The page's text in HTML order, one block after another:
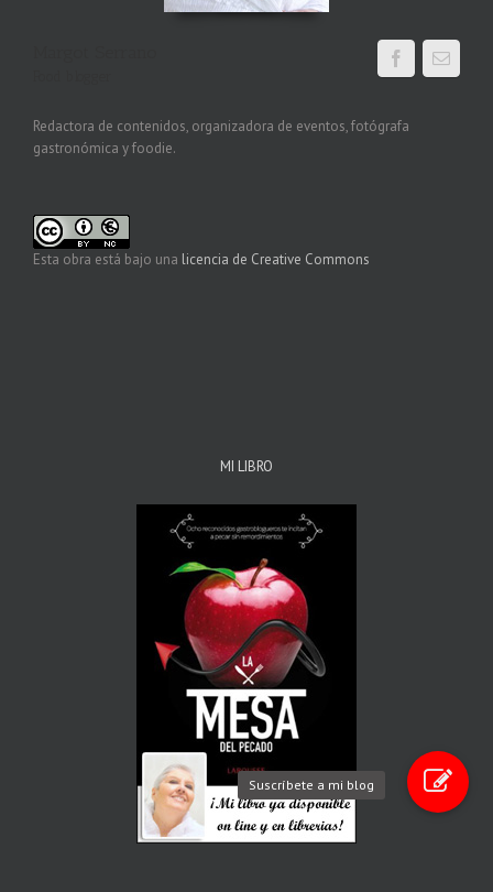
Redactora de contenidos, organizadora de eventos, fotógrafa
gastronómica y foodie.
Esta obra está bajo una licencia de Creative Commons
MI LIBRO
Suscríbete a mi blog